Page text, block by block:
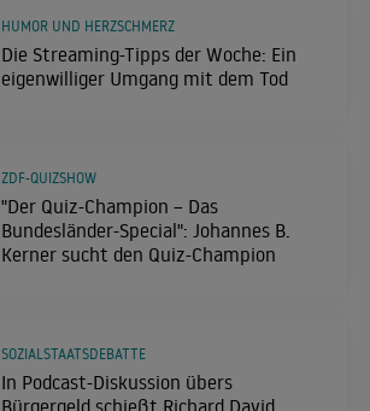
Die Streaming-Tipps der Woche: Ein
eigenwilliger Umgang mit dem Tod
HUMOR UND HERZSCHMERZ
"Der Quiz-Champion – Das
Bundesländer-Special": Johannes B.
Kerner sucht den Quiz-Champion
ZDF-QUIZSHOW
In Podcast-Diskussion übers
Bürgergeld schießt Richard David
SOZIALSTAATSDEBATTE